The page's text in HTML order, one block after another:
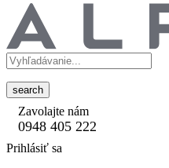
search
Zavolajte nám
0948 405 222
Prihlásiť sa